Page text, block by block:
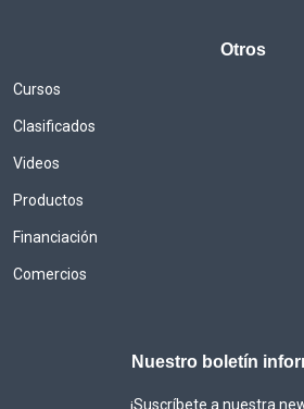
Otros
Cursos
Clasificados
Videos
Productos
Financiación
Comercios
Nuestro boletín
¡Suscríbete a nuestra